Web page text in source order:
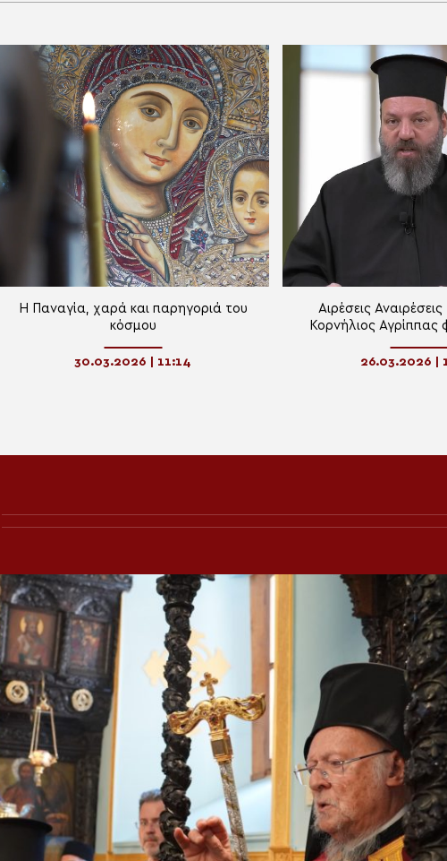
Η Παναγία, χαρά και παρηγοριά του
κόσμου
30.03.2026 | 11:14
Αιρέσεις
Κορνήλιος Αγρίππας
26.03.2026 |